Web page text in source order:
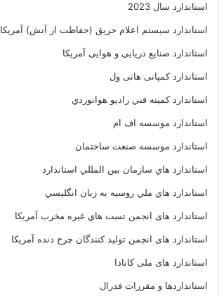
استاندارد سال 2023
استاندارد سیستم اعلام حریق (حفاظت از آتش) آمریکا
استاندارد صنایع دریایی و هوایی آمریکا
استاندارد کمپانی هانی ول
استاندارد کميته فني راديو هوانوردي
استاندارد موسسه اف ام
استاندارد موسسه صنعت ساختمان
استاندارد هاي سازمان بين المللي استاندارد
استاندارد هاي ملي روسيه به زبان انگليسي
استاندارد های انجمن تست هاي غيره مخرب آمريکا
استاندارد های انجمن توليد کنندگان چرخ دنده آمريکا
استاندارد های ملی کانادا
استانداردها و مقررات فدرال